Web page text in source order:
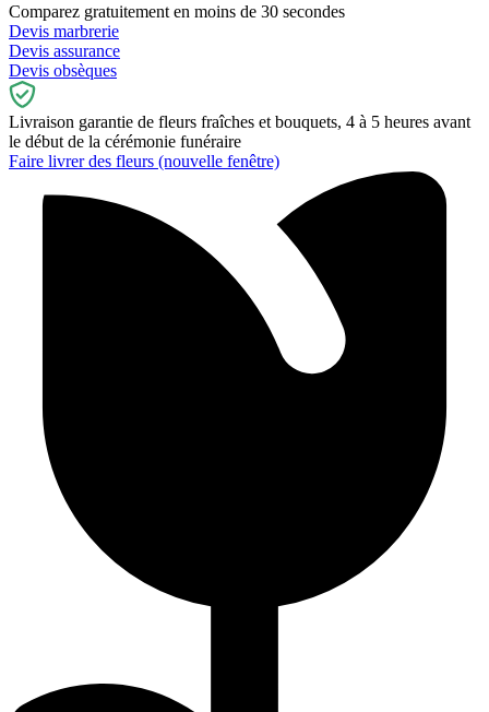
Comparez gratuitement en moins de 30 secondes
Devis marbrerie
Devis assurance
Devis obsèques
Livraison garantie de fleurs fraîches et bouquets, 4 à 5 heures avant
le début de la cérémonie funéraire
Faire livrer des fleurs (nouvelle fenêtre)